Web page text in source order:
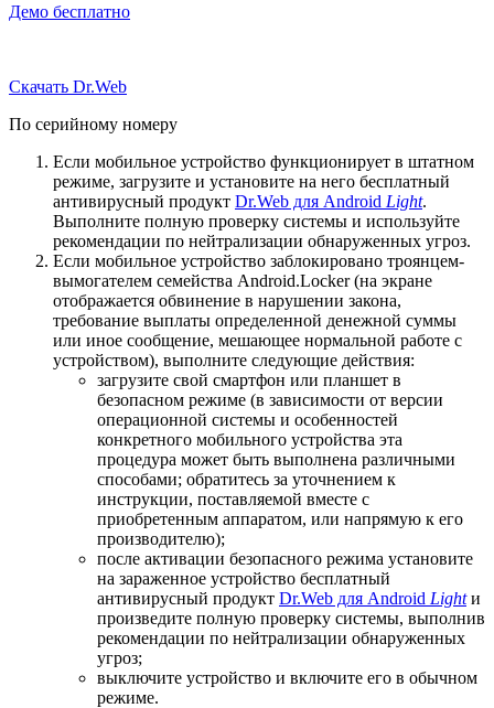
Демо бесплатно
Скачать Dr.Web
По серийному номеру
Если мобильное устройство функционирует в штатном
режиме, загрузите и установите на него бесплатный
антивирусный продукт Dr.Web для Android Light.
Выполните полную проверку системы и используйте
рекомендации по нейтрализации обнаруженных угроз.
Если мобильное устройство заблокировано троянцем-
вымогателем семейства Android.Locker (на экране
отображается обвинение в нарушении закона,
требование выплаты определенной денежной суммы
или иное сообщение, мешающее нормальной работе с
устройством), выполните следующие действия:
загрузите свой смартфон или планшет в
безопасном режиме (в зависимости от версии
операционной системы и особенностей
конкретного мобильного устройства эта
процедура может быть выполнена различными
способами; обратитесь за уточнением к
инструкции, поставляемой вместе с
приобретенным аппаратом, или напрямую к его
производителю);
после активации безопасного режима установите
на зараженное устройство бесплатный
антивирусный продукт Dr.Web для Android Lightи
произведите полную проверку системы, выполнив
рекомендации по нейтрализации обнаруженных
угроз;
выключите устройство и включите его в обычном
режиме.